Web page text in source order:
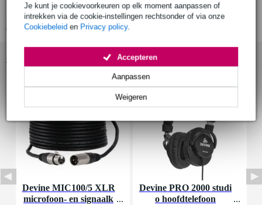
Je kunt je cookievoorkeuren op elk moment aanpassen of
intrekken via de cookie-instellingen rechtsonder of via onze
Cookiebeleid en Privacy policy.
Weigeren
Aanpassen
Accepteren
2.4 inch kleren touch screen
Bekijk alle productspecificaties
Devine MIC100/5 XLR
microfoon- en signaalk
Devine PRO 2000 studi
o hoofdtelefoon